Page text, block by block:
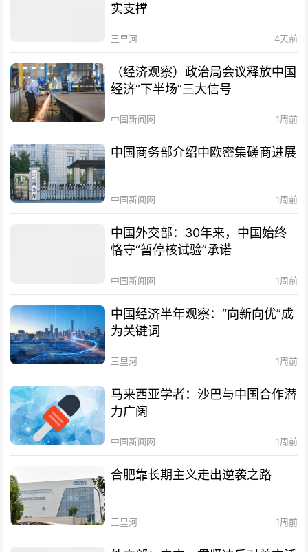
实支撑
三里河 4天前
（经济观察）政治局会议释放中国
经济“下半场”三大信号
中国新闻网 1周前
中国商务部介绍中欧密集磋商进展
中国新闻网 1周前
中国外交部：30年来，中国始终
恪守“暂停核试验”承诺
中国新闻网 1周前
中国经济半年观察：“向新向优”成
为关键词
三里河 1周前
马来西亚学者：沙巴与中国合作潜
力广阔
中国新闻网 1周前
合肥靠长期主义走出逆袭之路
三里河 1周前